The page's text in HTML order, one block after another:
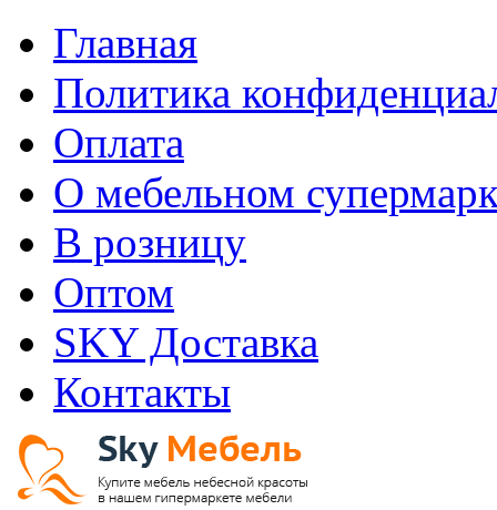
Главная
Политика
Оплата
О мебельном
В розницу
Оптом
SKY Доставка
Контакты